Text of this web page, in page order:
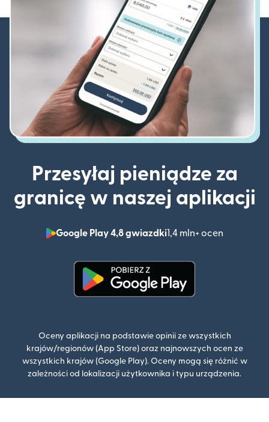
Przesyłaj pieniądze za
granicę w naszej aplikacji
Google Play 4,8 gwiazdki1,4 mln+ ocen
(otwiera
Oceny aplikacji na podstawie opinii ze wszystkich
krajów/regionów (App Store) oraz najnowszych ocen ze
wszystkich krajów (Google Play). Oceny mogą się różnić w
zależności od lokalizacji użytkownika i typu urządzenia.